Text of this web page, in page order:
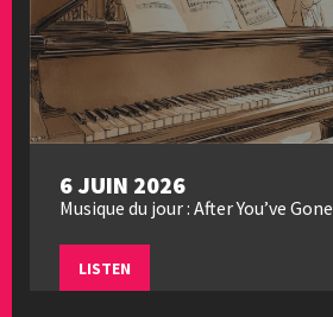
6 JUIN 2026
Musique du jour : After You’ve Gone
LISTEN